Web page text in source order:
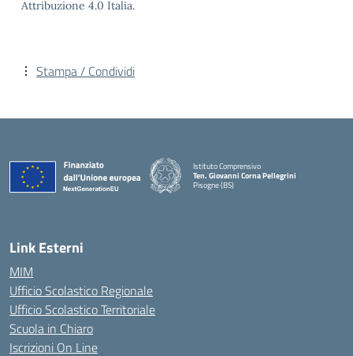
Attribuzione 4.0 Italia.
Stampa / Condividi
Istituto Comprensivo
Ten. Giovanni Corna Pellegrini
Pisogne (BS)
— Visita la pagina iniziale della scuola
Link Esterni
MIM
Ufficio Scolastico Regionale
Ufficio Scolastico Territoriale
Scuola in Chiaro
Iscrizioni On Line